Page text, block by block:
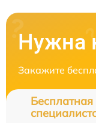
Нужна
Закажите